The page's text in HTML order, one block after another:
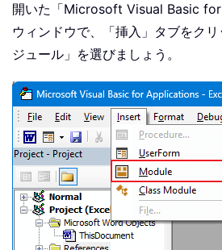
開いた「Microsoft Visual Basic for
ウィンドウで、「挿入」タブをク
ジュール」を選びましょう。